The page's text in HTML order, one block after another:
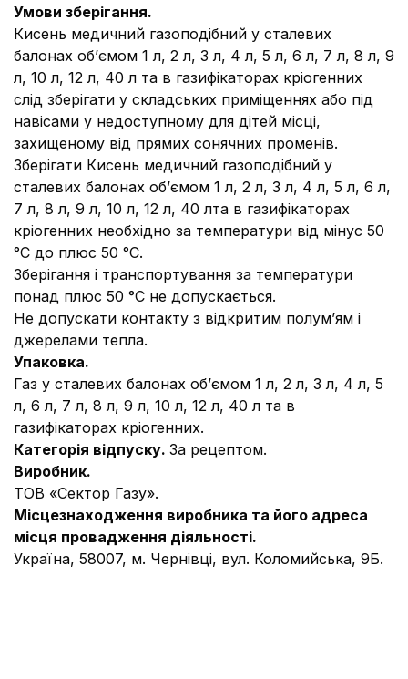
Умови зберігання.
Кисень медичний газоподібний у сталевих
балонах об’ємом 1 л, 2 л, 3 л, 4 л, 5 л, 6 л, 7 л, 8 л, 9
л, 10 л, 12 л, 40 л та в газифікаторах кріогенних
слід зберігати у складських приміщеннях або під
навісами у недоступному для дітей місці,
захищеному від прямих сонячних променів.
Зберігати Кисень медичний газоподібний у
сталевих балонах об’ємом 1 л, 2 л, 3 л, 4 л, 5 л, 6 л,
7 л, 8 л, 9 л, 10 л, 12 л, 40 лта в газифікаторах
кріогенних необхідно за температури від мінус 50
°С до плюс 50 °С.
Зберігання і транспортування за температури
понад плюс 50 °С не допускається.
Не допускати контакту з відкритим полум’ям і
джерелами тепла.
Упаковка.
Газ у сталевих балонах об’ємом 1 л, 2 л, 3 л, 4 л, 5
л, 6 л, 7 л, 8 л, 9 л, 10 л, 12 л, 40 л та в
газифікаторах кріогенних.
Категорія відпуску. За рецептом.
Виробник.
ТОВ «Сектор Газу».
Місцезнаходження виробника та його адреса
місця провадження діяльності.
Україна, 58007, м. Чернівці, вул. Коломийська, 9Б.